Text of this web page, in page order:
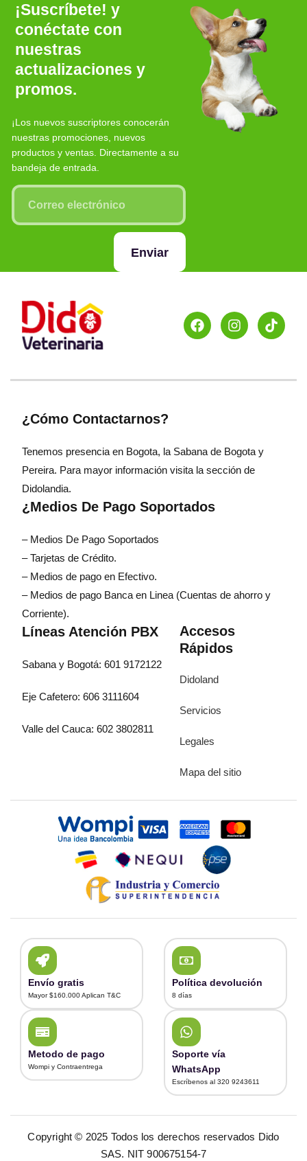
¡Suscríbete! y
conéctate con
nuestras
actualizaciones y
promos.
¡Los nuevos suscriptores conocerán
nuestras promociones, nuevos
productos y ventas. Directamente a su
bandeja de entrada.
Enviar
¿Cómo Contactarnos?
Tenemos presencia en Bogota, la Sabana de Bogota y
Pereira. Para mayor información visita la sección de
Didolandia.
¿Medios De Pago Soportados
– Medios De Pago Soportados
– Tarjetas de Crédito.
– Medios de pago en Efectivo.
– Medios de pago Banca en Linea (Cuentas de ahorro y
Corriente).
Líneas Atención PBX
Sabana y Bogotá: 601 9172122
Eje Cafetero: 606 3111604
Valle del Cauca: 602 3802811
Accesos
Rápidos
Didoland
Servicios
Legales
Mapa del sitio
Envío gratis
Mayor $160.000 Aplican T&C
Política devolución
8 días
Metodo de pago
Wompi y Contraentrega
Soporte vía
WhatsApp
Escríbenos al 320 9243611
Copyright © 2025 Todos los derechos reservados Dido
SAS. NIT 900675154-7